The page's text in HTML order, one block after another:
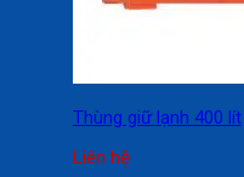
Thùng giữ lạnh 400 lít
Liên hệ